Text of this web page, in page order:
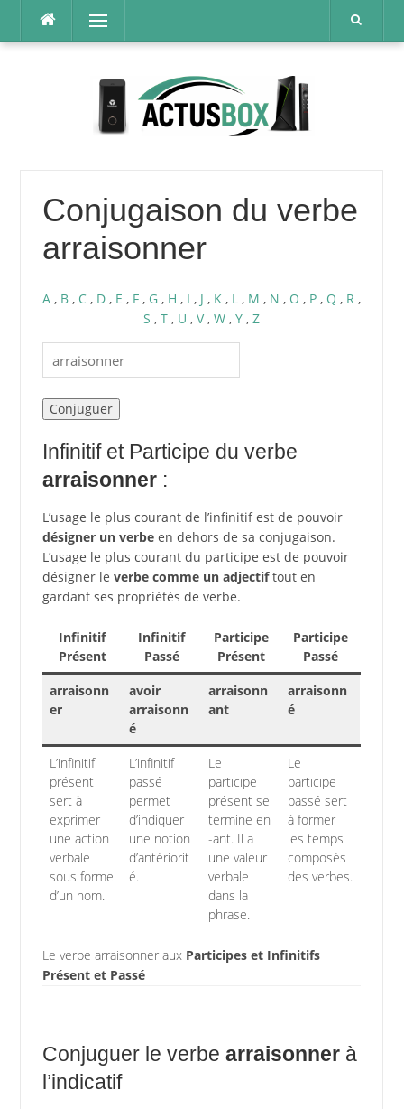
contenu
Menu
Conjugaison du verbe
arraisonner
A , B , C , D , E , F , G , H , I , J , K , L , M , N , O , P , Q , R ,
S , T , U , V, W , Y , Z
Infinitif et Participe du verbe
arraisonner:
L’usage le plus courant de l’infinitif est de pouvoir
désigner un verbeen dehors de sa conjugaison.
L’usage le plus courant du participe est de pouvoir
désigner le verbe comme un adjectiftout en
gardant ses propriétés de verbe.
Infinitif
Présent
Infinitif
Passé
Participe
Présent
Participe
Passé
arraisonn
er
avoir
arraisonn
é
arraisonn
ant
arraisonn
é
L’infinitif
présent
sert à
exprimer
une action
verbale
sous forme
d’un nom.
L’infinitif
passé
permet
d’indiquer
une notion
d’antériorit
é.
Le
participe
présent se
termine en
-ant. Il a
une valeur
verbale
dans la
phrase.
Le
participe
passé sert
à former
les temps
composés
des verbes.
Le verbe arraisonner aux Participes et Infinitifs
Présent et Passé
Conjuguer le verbe arraisonnerà
l’indicatif